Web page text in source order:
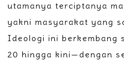
utamanya terciptanya
yakni masyarakat yang
Ideologi ini berkembang
20 hingga kini—dengan